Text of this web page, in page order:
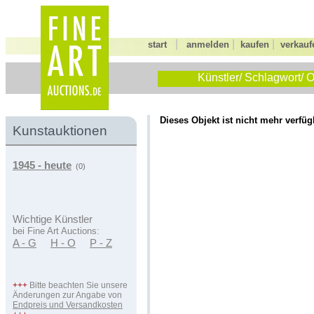
start anmelden kaufen
Künstler/ Schlagwort/
Kunstauktionen
1945 - heute (0)
Wichtige Künstler
bei Fine Art Auctions:
A - G H - O P - Z
+++ Bitte beachten Sie unsere
Änderungen zur Angabe von
Endpreis und Versandkosten
Dieses Objekt ist nicht mehr